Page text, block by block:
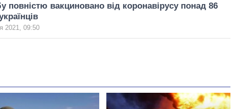
повністю вакциновано від коронавірусу понад 86
2021, 09:50